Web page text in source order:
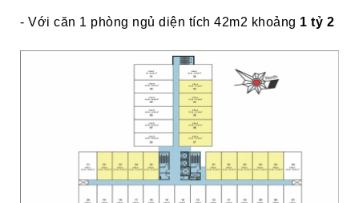
- Với căn 1 phòng ngủ diện tích 42m2 khoảng 1 tỷ 2